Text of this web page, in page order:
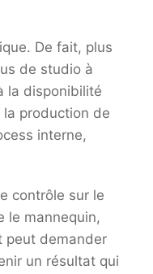
De fait, plus
de studio à
la disponibilité
la production de
interne,
contrôle sur le
le mannequin,
peut demander
un résultat qui